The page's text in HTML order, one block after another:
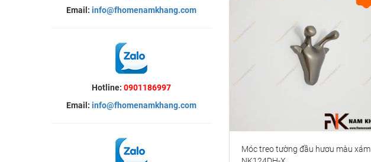
Email: info@fhomenamkhang.com
Hotline: 0901186997
Email: info@fhomenamkhang.com
Móc treo tường đầu hươu màu xám